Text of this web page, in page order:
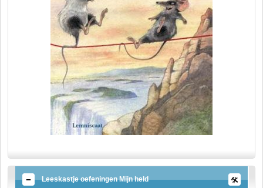
Leeskastje oefeningen Mijn held